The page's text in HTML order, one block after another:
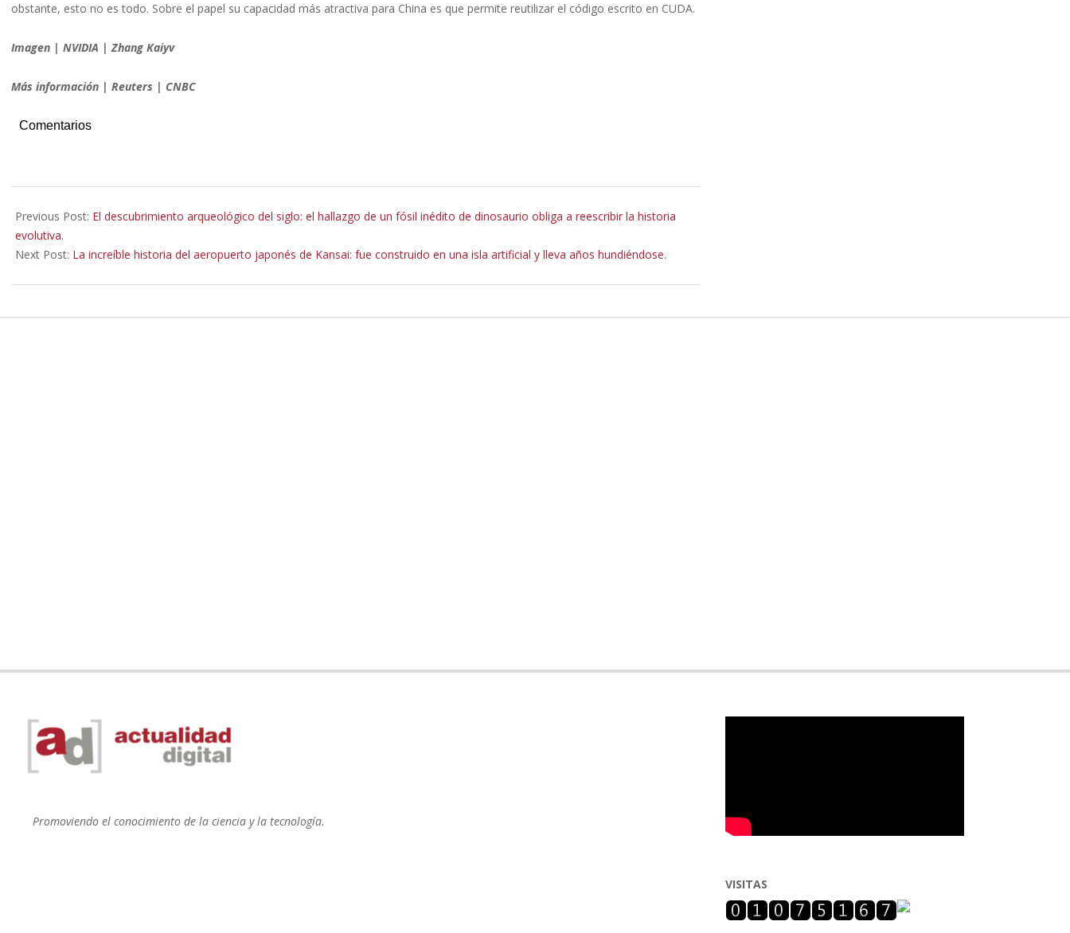
obstante, esto no es todo. Sobre el papel su capacidad más atractiva para China es que permite reutilizar el código escrito en CUDA.
Imagen | NVIDIA | Zhang Kaiyv
Más información | Reuters | CNBC
Comentarios
08-
11
Previous Post: El descubrimiento arqueológico del siglo: el hallazgo de un fósil inédito de dinosaurio obliga a reescribir la historia
evolutiva.
Next Post: La increíble historia del aeropuerto japonés de Kansai: fue construido en una isla artificial y lleva años hundiéndose.
Promoviendo el conocimiento de la ciencia y la tecnología.
VISITAS